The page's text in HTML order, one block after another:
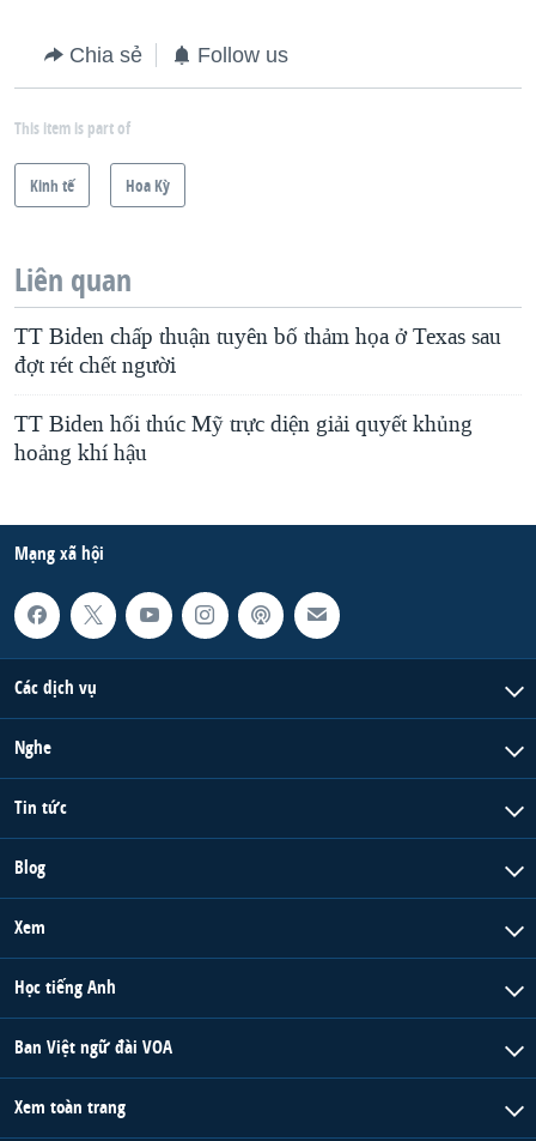
Chia sẻ Follow us
This item is part of
Kinh tế Hoa Kỳ
Liên quan
TT Biden chấp thuận tuyên bố thảm họa ở Texas sau
đợt rét chết người
TT Biden hối thúc Mỹ trực diện giải quyết khủng
hoảng khí hậu
Mạng xã hội
Các dịch vụ
Nghe
Tin tức
Blog
Xem
Học tiếng Anh
Ban Việt ngữ đài VOA
Xem toàn trang